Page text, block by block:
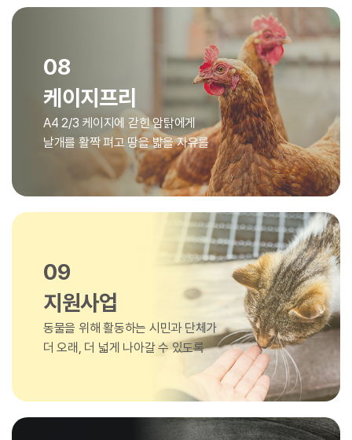
08
케이지프리
A4 2/3 케이지에 갇힌 암탉에게
날개를 활짝 펴고 땅을 밟을 자유를
09
지원사업
동물을 위해 활동하는 시민과 단체가
더 오래, 더 넓게 나아갈 수 있도록